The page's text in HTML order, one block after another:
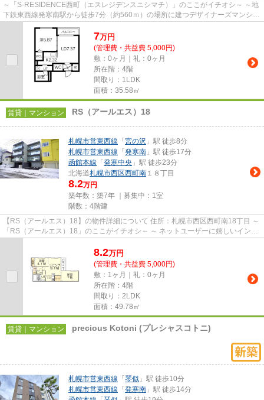
～「S-RESIDENCE西町（エスレジデンスニシマチ）」のここがイチオシ～ ～地
下鉄東西線発寒南駅から徒歩7分（約560ｍ）の場所に建つデザイナーズマンショ
7万円
(管理費・共益費 5,000円)
敷：0ヶ月｜礼：0ヶ月
所在階：4階
間取り：1LDK
面積：35.58㎡
賃貸｜マンション RS（アールエス）18
札幌市営東西線 「 宮の沢 」駅 徒歩8分
札幌市営東西線 「 発寒南 」駅 徒歩17分
函館本線 「 発寒中央 」駅 徒歩23分
北海道札幌市西区西町南 １８丁目
8.2万円
築年数：築7年 ｜募集中： 1室
階数：4階建
【RS（アールエス）18】の物件詳細について 住所：札幌市西区西町南18丁目 ～
「RS（アールエス）18」のここがイチオシ～ ～ ネットユーザーに嬉しいインタ
8.2万円
(管理費・共益費 5,000円)
敷：1ヶ月｜礼：0ヶ月
所在階：4階
間取り：2LDK
面積：49.78㎡
賃貸｜マンション precious Kotoni (プレシャスコトニ)
札幌市営東西線 「 琴似 」駅 徒歩10分
札幌市営東西線 「 発寒南 」駅 徒歩14分